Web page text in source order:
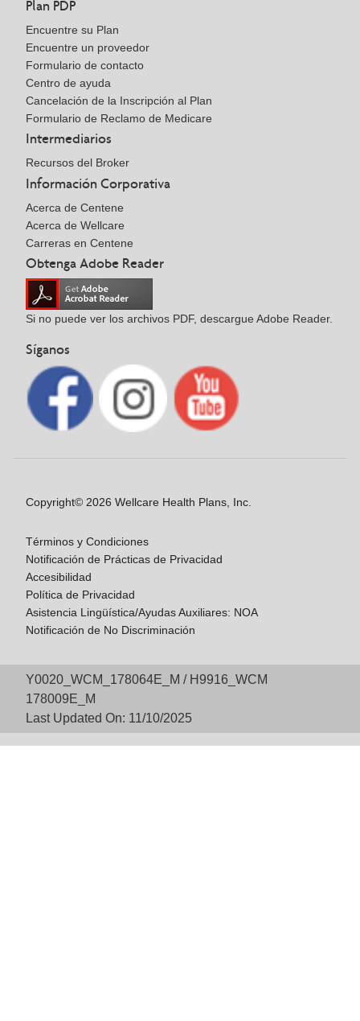
Plan PDP
Encuentre su Plan
Encuentre un proveedor
Formulario de contacto
Centro de ayuda
Cancelación de la Inscripción al Plan
Formulario de Reclamo de Medicare
Intermediarios
Recursos del Broker
Información Corporativa
Acerca de Centene
Acerca de Wellcare
Carreras en Centene
Obtenga Adobe Reader
Si no puede ver los archivos PDF, descargue Adobe Reader.
Síganos
Copyright© 2026 Wellcare Health Plans, Inc.
Términos y Condiciones
Notificación de Prácticas de Privacidad
Accesibilidad
Política de Privacidad
Asistencia Lingüística/Ayudas Auxiliares: NOA
Notificación de No Discriminación
Y0020_WCM_178064E_M / H9916_WCM
178009E_M
Last Updated On: 11/10/2025